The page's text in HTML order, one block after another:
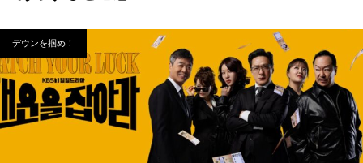
デウンを掴め！